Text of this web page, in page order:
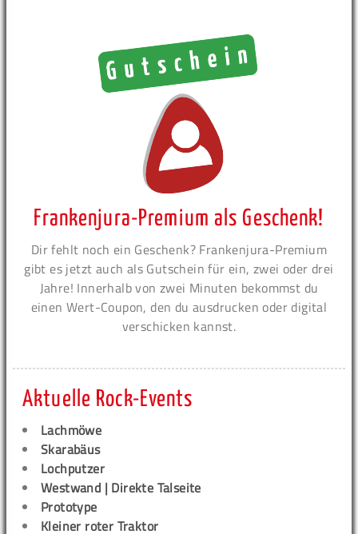
Frankenjura-Premium als Geschenk!
Dir fehlt noch ein Geschenk? Frankenjura-Premium
gibt es jetzt auch als Gutschein für ein, zwei oder drei
Jahre! Innerhalb von zwei Minuten bekommst du
einen Wert-Coupon, den du ausdrucken oder digital
verschicken kannst.
Aktuelle Rock-Events
Lachmöwe
Skarabäus
Lochputzer
Westwand | Direkte Talseite
Prototype
Kleiner roter Traktor